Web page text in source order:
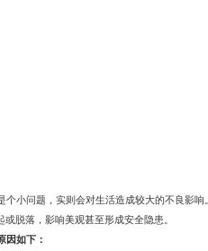
个小问题，实则会对生活造成较大的不良影
或脱落，影响美观甚至形成安全隐患。
因如下：